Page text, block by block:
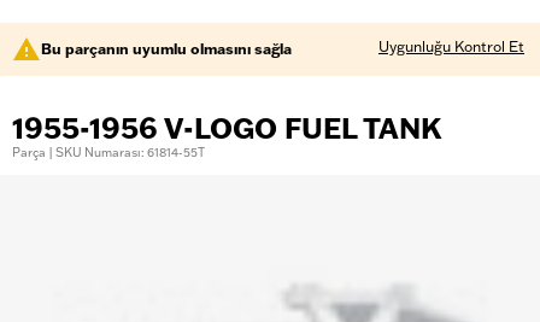
Bu parçanın uyumlu olmasını sağla Uygunluğu Kontrol Et
1955-1956 V-LOGO FUEL TANK
Parça | SKU Numarası: 61814-55T